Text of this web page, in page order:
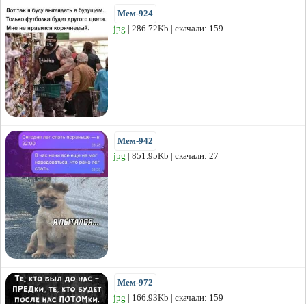
Мем-924
jpg | 286.72Kb | скачали: 159
Мем-942
jpg | 851.95Kb | скачали: 27
Мем-972
jpg | 166.93Kb | скачали: 159